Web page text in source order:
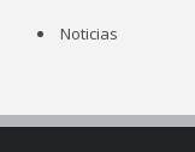
Noticias